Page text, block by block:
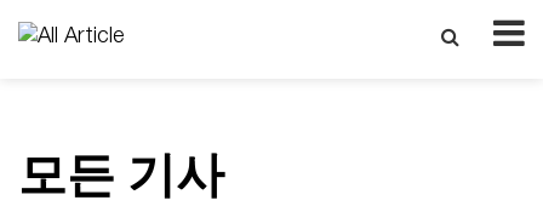
모든 기사